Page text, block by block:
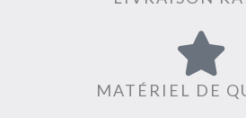
MATÉRIEL DE